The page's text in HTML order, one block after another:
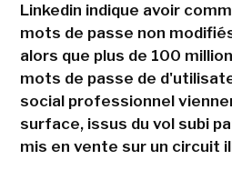
Linkedin indique avoir
mots de passe non
alors que plus de 100
mots de passe de
social professionnel
surface, issus du vol subi
mis en vente sur un circuit